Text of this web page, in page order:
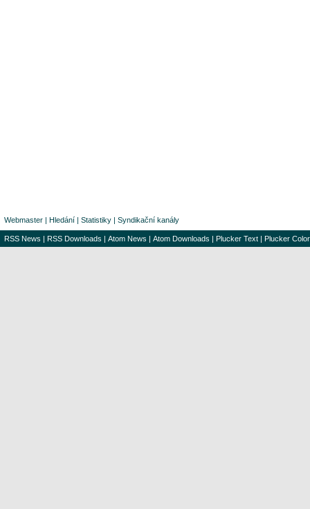
Webmaster | Hledání | Statistiky | Syndikační kanály
RSS News | RSS Downloads | Atom News | Atom Downloads | Plucker Text | Plucker Color